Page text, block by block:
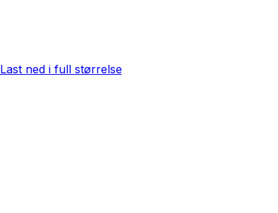
Last ned i full størrelse